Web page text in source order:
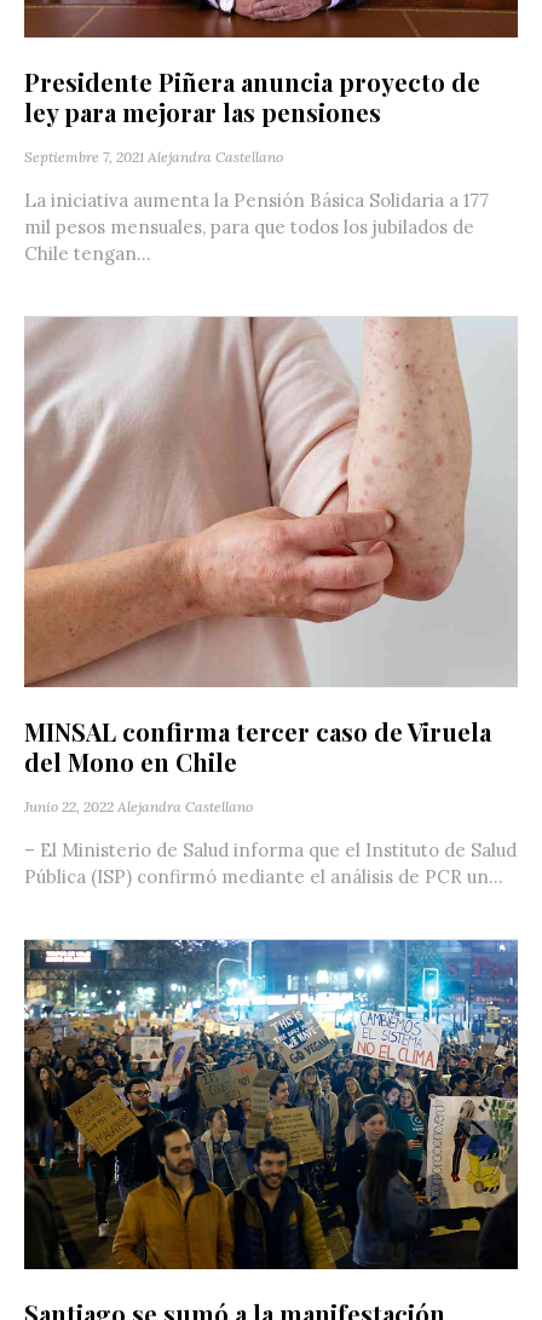
Presidente Piñera anuncia proyecto de
ley para mejorar las pensiones
Septiembre 7, 2021 Alejandra Castellano
La iniciativa aumenta la Pensión Básica Solidaria a 177
mil pesos mensuales, para que todos los jubilados de
Chile tengan...
MINSAL confirma tercer caso de Viruela
del Mono en Chile
Junio 22, 2022 Alejandra Castellano
– El Ministerio de Salud informa que el Instituto de Salud
Pública (ISP) confirmó mediante el análisis de PCR un...
Santiago se sumó a la manifestación